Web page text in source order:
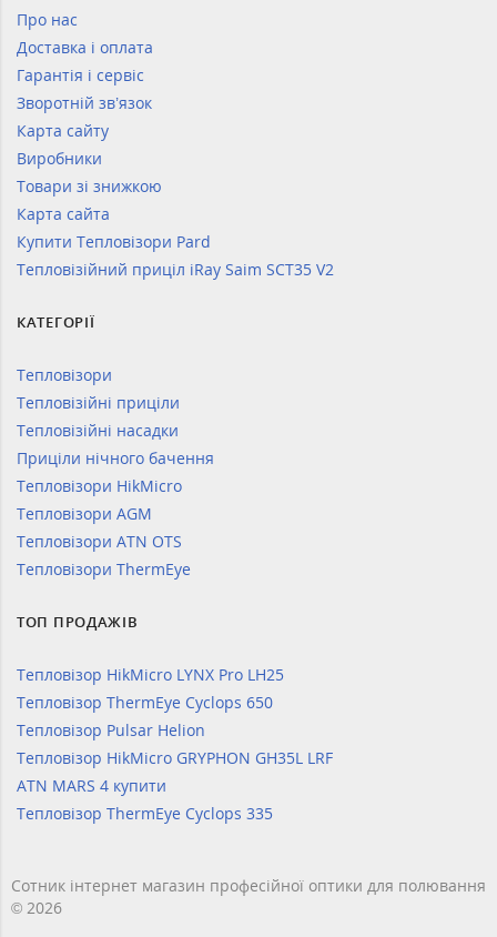
Про нас
Доставка і оплата
Гарантія і сервіс
Зворотній зв’язок
Карта сайту
Виробники
Товари зі знижкою
Карта сайта
Купити Тепловізори Pard
Тепловізійний приціл iRay Saim SCT35 V2
КАТЕГОРІЇ
Тепловізори
Тепловізійні приціли
Тепловізійні насадки
Приціли нічного бачення
Тепловізори HikMicro
Тепловізори AGM
Тепловізори ATN OTS
Тепловізори ThermEye
ТОП ПРОДАЖІВ
Тепловізор HikMicro LYNX Pro LH25
Тепловізор ThermEye Cyclops 650
Тепловізор Pulsar Helion
Тепловізор HikMicro GRYPHON GH35L LRF
ATN MARS 4 купити
Тепловізор ThermEye Cyclops 335
Сотник інтернет магазин професійної оптики для полювання
© 2026